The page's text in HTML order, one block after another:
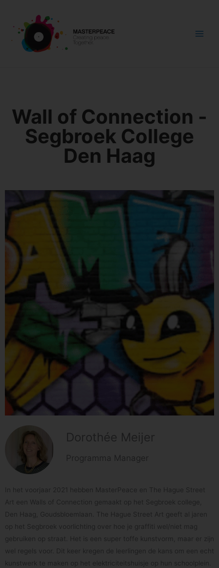
inhoud
Wall of Connection -
Segbroek College
Den Haag
Dorothée Meijer
Programma Manager
In het voorjaar 2021 hebben MasterPeace en The Hague Street
Art een Walls of Connection gemaakt op het Segbroek college,
Den Haag, Goudsbloemlaan. The Hague Street Art geeft al jaren
op het Segbroek voorlichting over hoe je graffiti wel/niet mag
gebruiken op straat. Het is een super toffe kunstvorm, maar er zijn
wel regels voor.
Dit keer kregen de leerlingen de kans om een echt
kunstwerk te maken op het elektriciteitshuisje op hun schoolplein.